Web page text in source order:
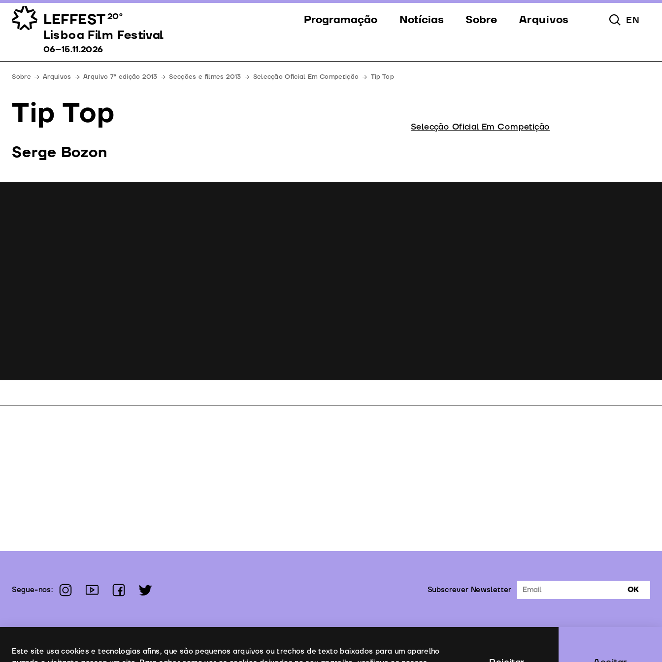
LEFFEST20º
Lisboa Film Festival 06–15.11.2026
Programação
Eventos
Notícias Sobre Arquivos Pesquisar
EN
Lisboa Film Festival
06–15.11.2026
Sobre Arquivos Arquivo 7ª edição 2013 Secções e filmes 2013 Selecção Oficial Em Competição Tip Top
Tip Top
Serge Bozon
Selecção Oficial Em Competição
Segue-nos: instagramyoutubefacebooktwitter Subscrever Newsletter OK
Uso de cookies
Este site usa cookies e tecnologias afins, que são pequenos arquivos ou trechos de texto baixados para um aparelho